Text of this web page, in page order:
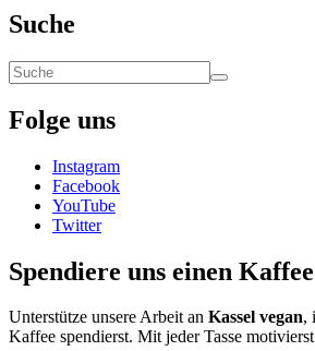
Suche
Folge uns
Instagram
Facebook
YouTube
Twitter
Spendiere uns einen Kaffee
Unterstütze unsere Arbeit an Kassel vegan,
Kaffee spendierst. Mit jeder Tasse